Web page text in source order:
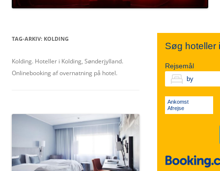
KØBENHAVN V.
KØBENHAVN K.
MIDTJYLLAND
VESTJYLLAND
SØNDERJYLLAND
TAG-ARKIV: KOLDING
Kolding. Hoteller i Kolding, Sønderjylland.
Onlinebooking af overnatning på hotel.
Søg hoteller
Rejsemål
Ankomst
Afrejse